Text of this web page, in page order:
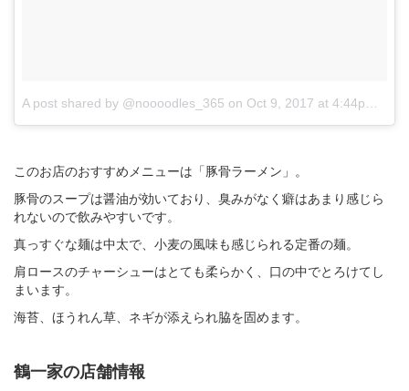
A post shared by @noooodles_365 on Oct 9, 2017 at 4:44pm PDT
このお店のおすすめメニューは「豚骨ラーメン」。
豚骨のスープは醤油が効いており、臭みがなく癖はあまり感じら
れないので飲みやすいです。
真っすぐな麺は中太で、小麦の風味も感じられる定番の麺。
肩ロースのチャーシューはとても柔らかく、口の中でとろけてし
まいます。
海苔、ほうれん草、ネギが添えられ脇を固めます。
鶴一家の店舗情報